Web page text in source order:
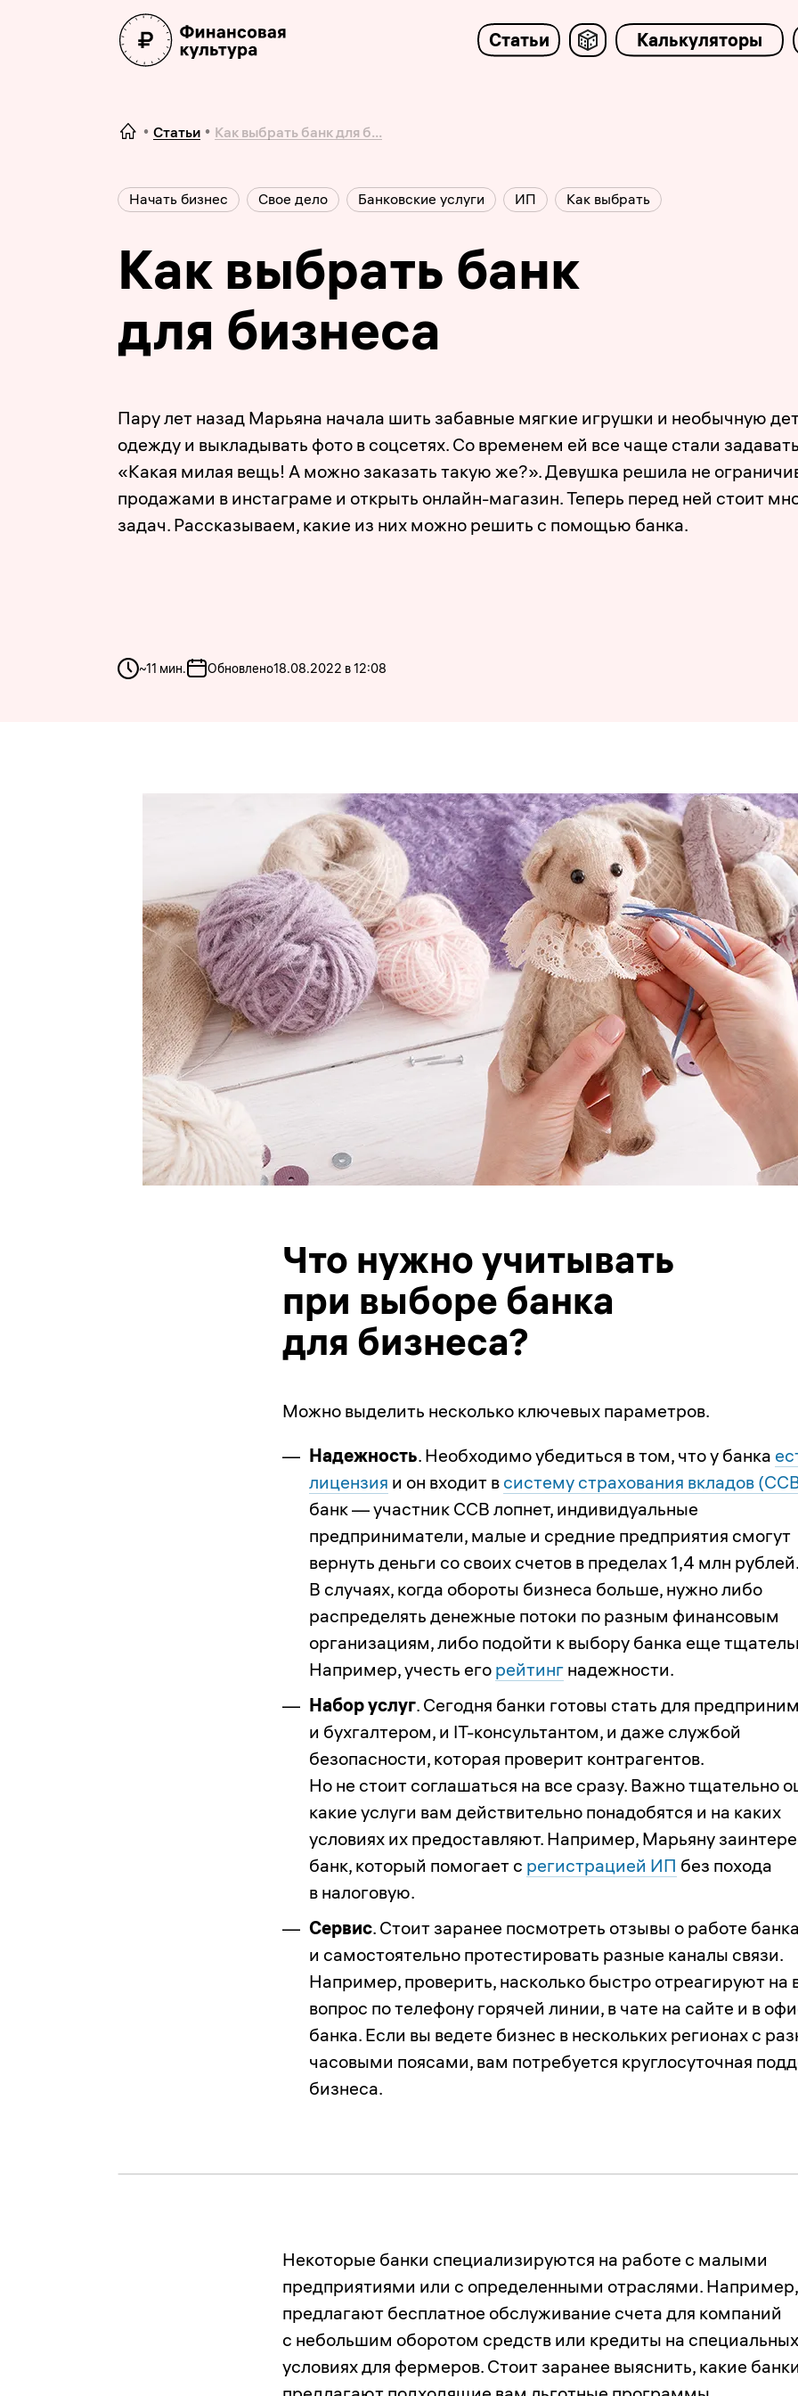
Статьи Калькуляторы
Статьи Как выбрать банк для б...
Начать бизнес Свое дело Банковские услуги ИП Как выбрать
Как выбрать банк
для бизнеса
Пару лет назад Марьяна начала шить забавные мягкие игрушки и необычную
одежду и выкладывать фото в соцсетях. Со временем ей все чаще стали
«Какая милая вещь! А можно заказать такую же?». Девушка решила не
продажами в инстаграме и открыть онлайн-магазин. Теперь перед ней стоит
задач. Рассказываем, какие из них можно решить с помощью банка.
~11 мин. Обновлено18.08.2022 в 12:08
Что нужно учитывать
при выборе банка
для бизнеса?
Можно выделить несколько ключевых параметров.
Надежность. Необходимо убедиться в том, что у банка
лицензия и он входит в систему страхования вкладов
банк — участник ССВ лопнет, индивидуальные
предприниматели, малые и средние предприятия смогут
вернуть деньги со своих счетов в пределах 1,4 млн рублей.
В случаях, когда обороты бизнеса больше, нужно либо
распределять денежные потоки по разным финансовым
организациям, либо подойти к выбору банка еще
Например, учесть его рейтинг надежности.
Набор услуг. Сегодня банки готовы стать для
и бухгалтером, и IT-консультантом, и даже службой
безопасности, которая проверит контрагентов.
Но не стоит соглашаться на все сразу. Важно тщательно
какие услуги вам действительно понадобятся и на каких
условиях их предоставляют. Например, Марьяну
банк, который помогает с регистрацией ИП без похода
в налоговую.
Сервис. Стоит заранее посмотреть отзывы о работе банка
и самостоятельно протестировать разные каналы связи.
Например, проверить, насколько быстро отреагируют на
вопрос по телефону горячей линии, в чате на сайте и в
банка. Если вы ведете бизнес в нескольких регионах с
часовыми поясами, вам потребуется круглосуточная
бизнеса.
Некоторые банки специализируются на работе с малыми
предприятиями или с определенными отраслями. Например,
предлагают бесплатное обслуживание счета для компаний
с небольшим оборотом средств или кредиты на специальных
условиях для фермеров. Стоит заранее выяснить, какие банки